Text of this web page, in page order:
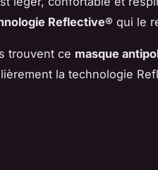
Reflective® qui le
trouvent ce masque
la technologie